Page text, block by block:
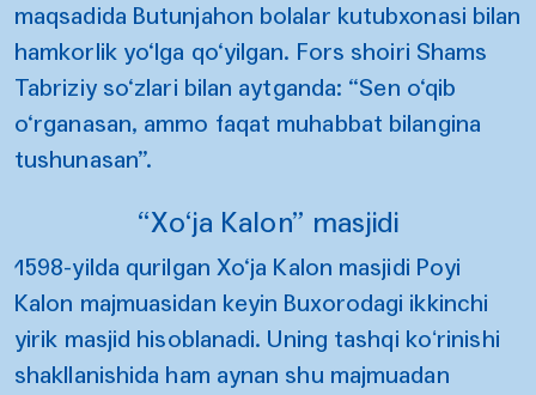
maqsadida Butunjahon bolalar kutubxonasi bilan
hamkorlik yo‘lga qo‘yilgan. Fors shoiri Shams
Tabriziy so‘zlari bilan aytganda: “Sen o‘qib
o‘rganasan, ammo faqat muhabbat bilangina
tushunasan”.
“Xo‘ja Kalon” masjidi
1598-yilda qurilgan Xo‘ja Kalon masjidi Poyi
Kalon majmuasidan keyin Buxorodagi ikkinchi
yirik masjid hisoblanadi. Uning tashqi koʻrinishi
shakllanishida ham aynan shu majmuadan